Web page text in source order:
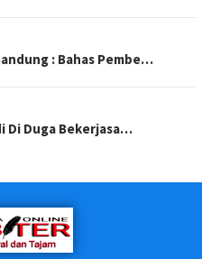
: Bahas Pembe…
Di Duga Bekerjasa…